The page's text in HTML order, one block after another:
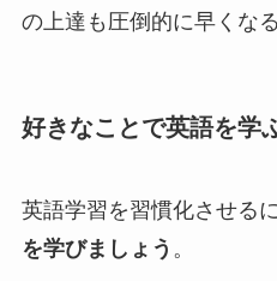
の上達も圧倒的に早くな
好きなことで英語を学
英語学習を習慣化させるに
を学びましょう 。